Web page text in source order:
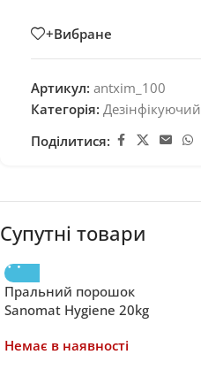
+Вибране
Артикул: antxim_100
Категорія:
Поділитися:
Супутні товари
Пральний порошок
Sanomat Hygiene 20kg
Немає в наявності